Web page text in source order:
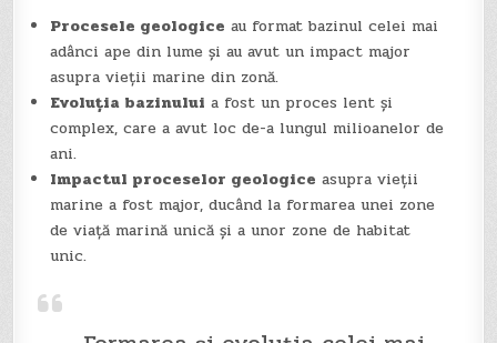
Procesele geologice au format bazinul celei mai
adânci ape din lume și au avut un impact major
asupra vieții marine din zonă.
Evoluția bazinului a fost un proces lent și
complex, care a avut loc de-a lungul milioanelor de
ani.
Impactul proceselor geologice asupra vieții
marine a fost major, ducând la formarea unei zone
de viață marină unică și a unor zone de habitat
unic.